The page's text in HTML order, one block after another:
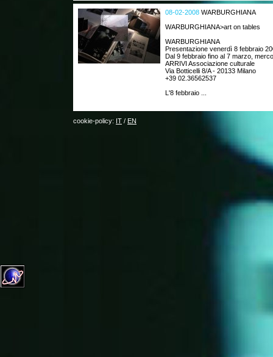
08-02-2008 WARBURGHIANA
WARBURGHIANA>art on tables
WARBURGHIANA
Presentazione venerdì 8 febbraio
Dal 9 febbraio fino al 7 marzo,
ARRIVI Associazione culturale
Via Botticelli 8/A - 20133 Milano
+39 02.36562537
L'8 febbraio ...
cookie-policy: IT / EN